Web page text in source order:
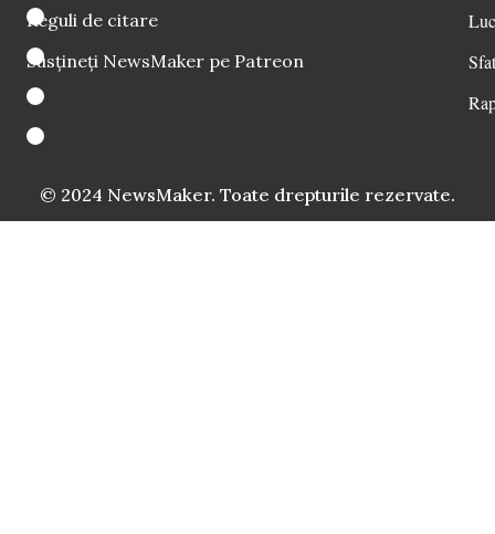
Reguli de citare
Susțineți NewsMaker pe Patreon
© 2024 NewsMaker. Toate drepturile rezervate.